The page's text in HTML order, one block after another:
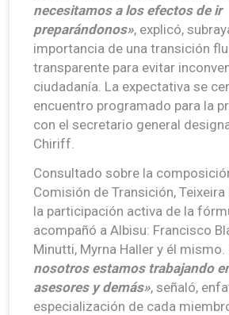
necesitamos a los efectos de ir
preparándonos», explicó,
importancia de una transición
transparente para evitar
ciudadanía. La expectativa se
encuentro programado para la
con el secretario general
Chiriff.
Consultado sobre la
Comisión de Transición,
la participación activa de la
acompañó a Albisu: Francisco
Minutti, Myrna Haller y él mismo.
nosotros estamos trabajando
asesores y demás», señaló,
especialización de cada